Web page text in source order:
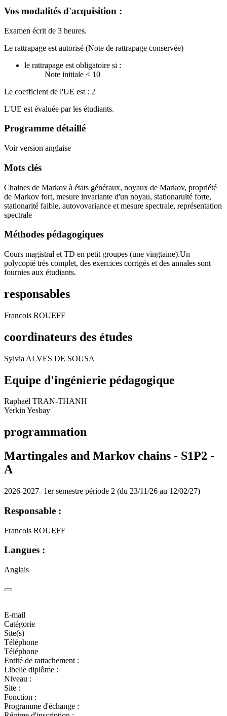
Vos modalités d'acquisition :
Examen écrit de 3 heures.
Le rattrapage est autorisé (Note de rattrapage conservée)
le rattrapage est obligatoire si :
Note initiale < 10
Le coefficient de l'UE est : 2
L'UE est évaluée par les étudiants.
Programme détaillé
Voir version anglaise
Mots clés
Chaines de Markov à états généraux, noyaux de Markov, propriété
de Markov fort, mesure invariante d'un noyau, stationaruité forte,
stationarité faible, autovovariance et mesure spectrale, représentation
spectrale
Méthodes pédagogiques
Cours magistral et TD en petit groupes (une vingtaine).Un
polycopié très complet, des exercices corrigés et des annales sont
fournies aux étudiants.
responsables
Francois ROUEFF
coordinateurs des études
Sylvia ALVES DE SOUSA
Equipe d'ingénierie pédagogique
Raphaël TRAN-THANH
Yerkin Yesbay
programmation
Martingales and Markov chains - S1P2 -
A
2026-2027- 1er semestre période 2 (du 23/11/26 au 12/02/27)
Responsable :
Francois ROUEFF
Langues :
Anglais
E-mail
Catégorie
Site(s)
Téléphone
Téléphone
Entité de rattachement :
Libelle diplôme :
Niveau :
Site :
Fonction :
Programme d'échange :